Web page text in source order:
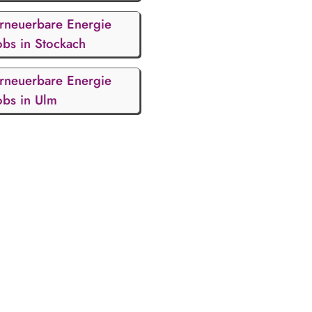
Energie
in Stockach
Energie
in Ulm